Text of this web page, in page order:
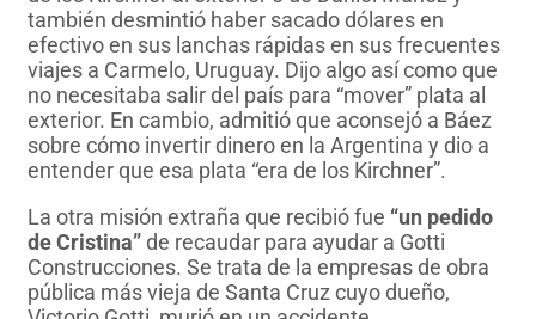
también desmintió haber sacado dólares en
efectivo en sus lanchas rápidas en sus frecuentes
viajes a Carmelo, Uruguay. Dijo algo así como que
no necesitaba salir del país para “mover” plata al
exterior. En cambio, admitió que aconsejó a Báez
sobre cómo invertir dinero en la Argentina y dio a
entender que esa plata “era de los Kirchner”.
La otra misión extraña que recibió fue “un pedido
de Cristina”de recaudar para ayudar a Gotti
Construcciones. Se trata de la empresas de obra
pública más vieja de Santa Cruz cuyo dueño,